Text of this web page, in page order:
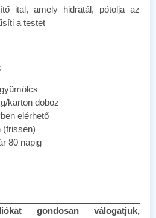
ital, amely hidratál, pótolja az
a testet
karton doboz
elérhető
(frissen)
80 napig
gondosan válogatjuk,